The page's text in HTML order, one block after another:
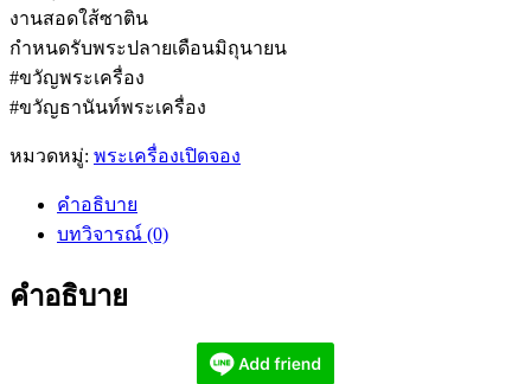
งานสอดใส้ซาติน
กำหนดรับพระปลายเดือนมิถุนายน
#ขวัญพระเครื่อง
#ขวัญธานันท์พระเครื่อง
หมวดหมู่: พระเครื่องเปิดจอง
คำอธิบาย
บทวิจารณ์ (0)
คำอธิบาย